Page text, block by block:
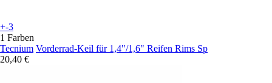
+-3
1 Farben
Tecnium Vorderrad-Keil für 1,4"/1,6" Reifen Rims Sp
20,40 €